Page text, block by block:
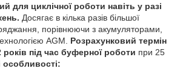
для циклічної роботи навіть у разі
Досягає в кілька разів більшої
порівнюючи з акумуляторами,
AGM. Розрахунковий термін
років під час буферної роботи при 25